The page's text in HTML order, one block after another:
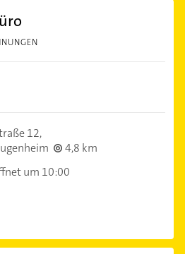
12,
4,8 km
um 10:00